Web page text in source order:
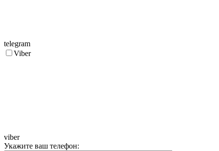
telegram
Viber
viber
Укажите ваш телефон: